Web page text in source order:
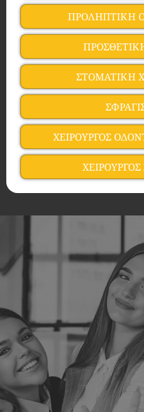
ΠΡΟΛΗΠΤΙΚΗ
ΣΤΟΜΑΤΙΚΗ
ΧΕΙΡΟΥΡΓΟΣ